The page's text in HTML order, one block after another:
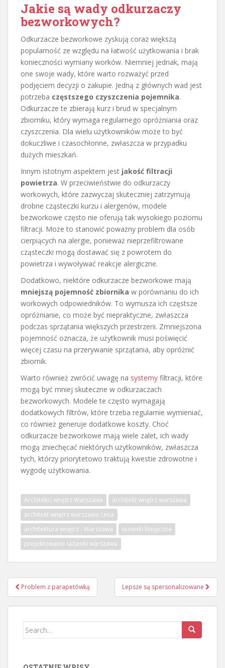
Jakie są wady odkurzaczy
bezworkowych?
Odkurzacze bezworkowe zyskują coraz większą
popularność ze względu na łatwość użytkowania i brak
konieczności wymiany worków. Niemniej jednak, mają
one swoje wady, które warto rozważyć przed
podjęciem decyzji o zakupie. Jedną z głównych wad jest
potrzeba częstszego czyszczenia pojemnika.
Odkurzacze te zbierają kurz i brud w specjalnym
zbiorniku, który wymaga regularnego opróżniania oraz
czyszczenia. Dla wielu użytkowników może to być
dokuczliwe i czasochłonne, zwłaszcza w przypadku
dużych mieszkań.
Innym istotnym aspektem jest jakość filtracji
powietrza. W przeciwieństwie do odkurzaczy
workowych, które zazwyczaj skuteczniej zatrzymują
drobne cząsteczki kurzu i alergenów, modele
bezworkowe często nie oferują tak wysokiego poziomu
filtracji. Może to stanowić poważny problem dla osób
cierpiących na alergie, ponieważ nieprzefiltrowane
cząsteczki mogą dostawać się z powrotem do
powietrza i wywoływać reakcje alergiczne.
Dodatkowo, niektóre odkurzacze bezworkowe mają
mniejszą pojemność zbiornika w porównaniu do ich
workowych odpowiedników. To wymusza ich częstsze
opróżnianie, co może być niepraktyczne, zwłaszcza
podczas sprzątania większych przestrzeni. Zmniejszona
pojemność oznacza, że użytkownik musi poświęcić
więcej czasu na przerywanie sprzątania, aby opróżnić
zbiornik.
Warto również zwrócić uwagę na systemy filtracji, które
mogą być mniej skuteczne w odkurzaczach
bezworkowych. Modele te często wymagają
dodatkowych filtrów, które trzeba regularnie wymieniać,
co również generuje dodatkowe koszty. Choć
odkurzacze bezworkowe mają wiele zalet, ich wady
mogą zniechęcać niektórych użytkowników, zwłaszcza
tych, którzy priorytetowo traktują kwestie zdrowotne i
wygodę użytkowania.
Architekci wnętrz Warszawa
architekt wnętrz warszawa
architekt wnętrz warszawa cena
architektura wnętrz - Warszawa
łazienki klasyczne
projektowanie łazienki warszawa
Nawigacja
wpisu
Problem z parapetówką Lepsze są spersonalizowane
Search